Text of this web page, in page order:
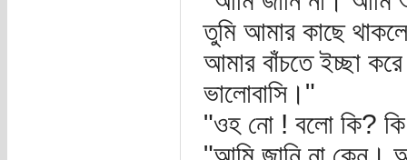
তুমি আমার কাছে
আমার বাঁচতে ইচ্ছা
ভালোবাসি।"
"ওহ নো ! বলো কি?